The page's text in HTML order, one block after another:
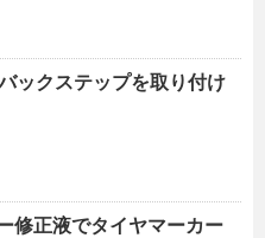
ックステップを取り付け
修正液でタイヤマーカー